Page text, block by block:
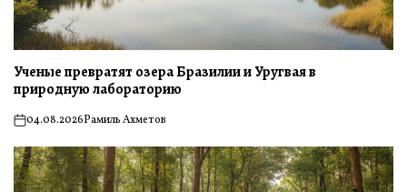
Ученые превратят озера Бразилии и Уругвая в
природную лабораторию
on04.08.2026Рамиль Ахметов